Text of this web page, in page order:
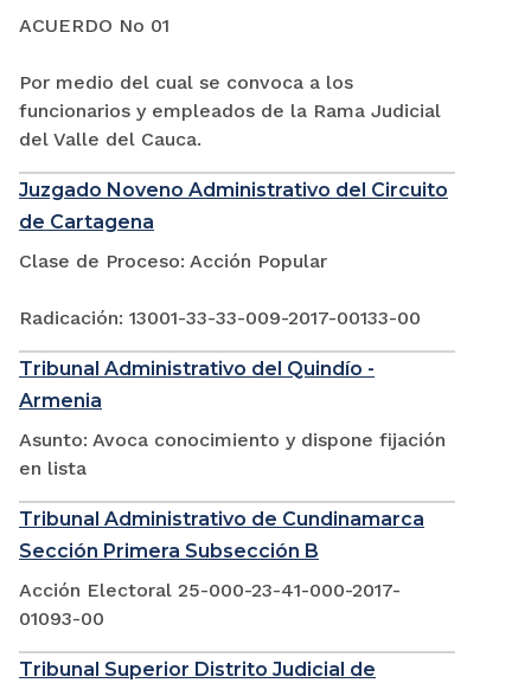
ACUERDO No 01
Por medio del cual se convoca a los
funcionarios y empleados de la Rama Judicial
del Valle del Cauca.
Juzgado Noveno Administrativo del Circuito
de Cartagena
Clase de Proceso: Acción Popular
Radicación: 13001-33-33-009-2017-00133-00
Tribunal Administrativo del Quindío -
Armenia
Asunto: Avoca conocimiento y dispone fijación
en lista
Tribunal Administrativo de Cundinamarca
Sección Primera Subsección B
Acción Electoral 25-000-23-41-000-2017-
01093-00
Tribunal Superior Distrito Judicial de